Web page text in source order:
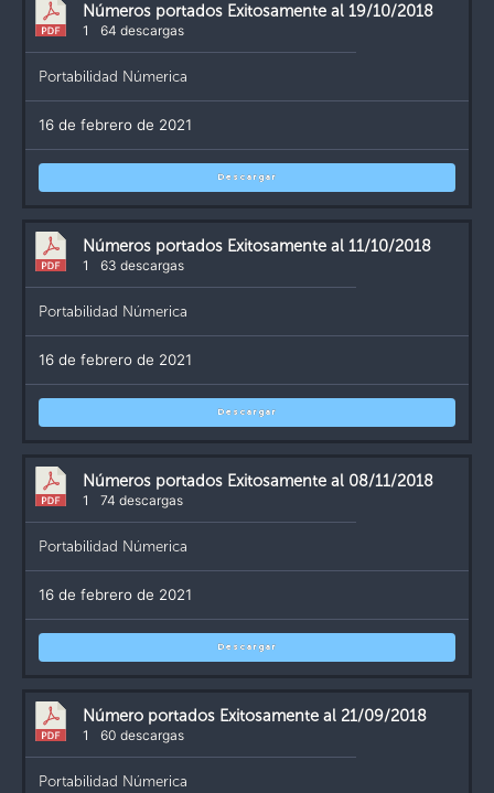
Números portados Exitosamente al 19/10/2018
1 64 descargas
Portabilidad Númerica
16 de febrero de 2021
Descargar
Números portados Exitosamente al 11/10/2018
1 63 descargas
Portabilidad Númerica
16 de febrero de 2021
Descargar
Números portados Exitosamente al 08/11/2018
1 74 descargas
Portabilidad Númerica
16 de febrero de 2021
Descargar
Número portados Exitosamente al 21/09/2018
1 60 descargas
Portabilidad Númerica